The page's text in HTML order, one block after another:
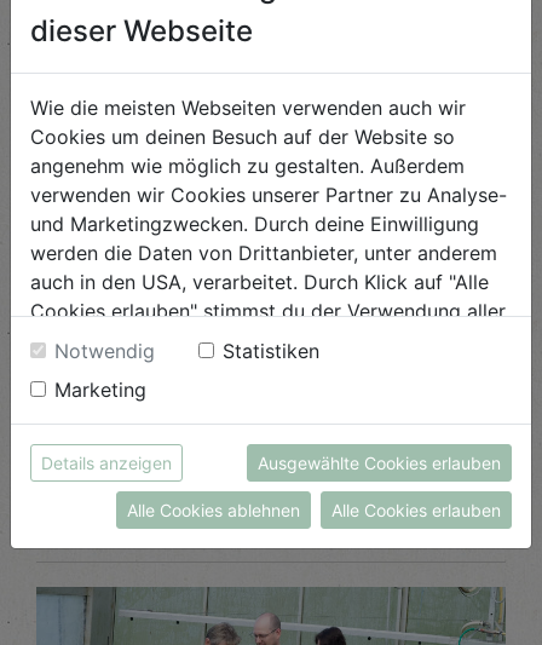
True Love
ANSEHEN
dieser Webseite
Wie die meisten Webseiten verwenden auch wir
Cookies um deinen Besuch auf der Website so
angenehm wie möglich zu gestalten. Außerdem
verwenden wir Cookies unserer Partner zu Analyse-
und Marketingzwecken. Durch deine Einwilligung
werden die Daten von Drittanbieter, unter anderem
auch in den USA, verarbeitet. Durch Klick auf "Alle
Cookies erlauben" stimmst du der Verwendung aller
Cookies zu. Unter "Details anzeigen" findest du alle
Infos zu den unterschiedlichen Cookies, du kannst
auch entscheiden, welche Cookies du erlauben
möchtest.
Weitere Informationen findest du in unserer
Datenschutzerklärung
bzw. imImpressum
Notwendig
Statistiken
Marketing
Details anzeigen Ausgewählte Cookies erlauben
Alle Cookies ablehnen Alle Cookies erlauben